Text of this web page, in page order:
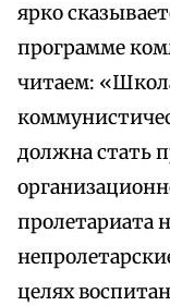
ярко
программе
читаем:
должна стать
пролетариата
целях